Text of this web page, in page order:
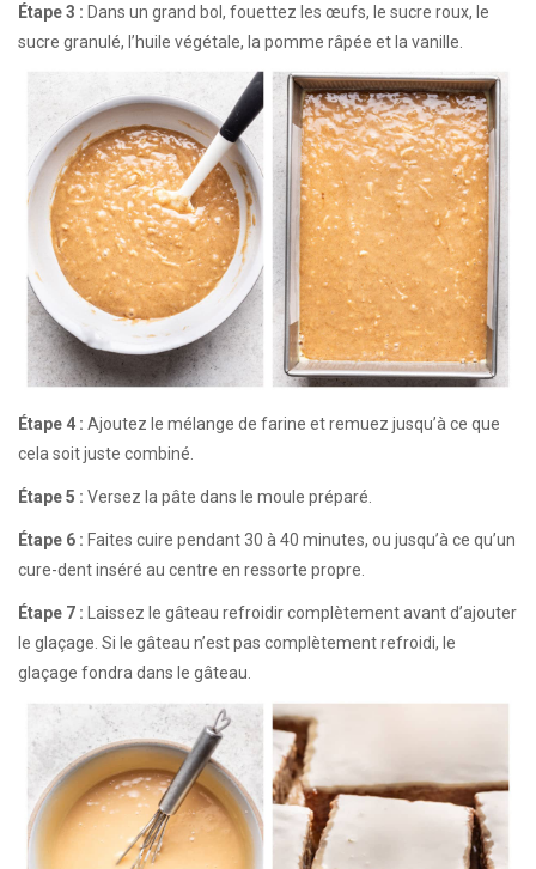
Étape 3 : Dans un grand bol, fouettez les œufs, le sucre roux, le
sucre granulé, l’huile végétale, la pomme râpée et la vanille.
Étape 4 : Ajoutez le mélange de farine et remuez jusqu’à ce que
cela soit juste combiné.
Étape 5 : Versez la pâte dans le moule préparé.
Étape 6 : Faites cuire pendant 30 à 40 minutes, ou jusqu’à ce qu’un
cure-dent inséré au centre en ressorte propre.
Étape 7 : Laissez le gâteau refroidir complètement avant d’ajouter
le glaçage. Si le gâteau n’est pas complètement refroidi, le
glaçage fondra dans le gâteau.